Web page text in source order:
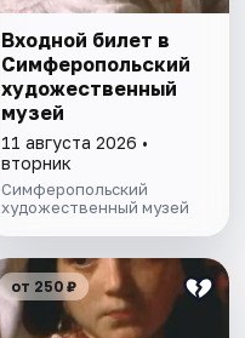
Входной билет в
Симферопольский
художественный
музей
11 августа 2026 •
вторник
Симферопольский
художественный музей
от 250 ₽